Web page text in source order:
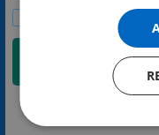
Acepto la política de